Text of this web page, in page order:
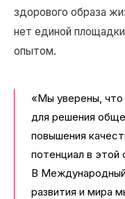
здорового образа
нет единой
опытом.
«Мы уверены,
для решения
повышения
потенциал в этой
В Международный
развития и мира